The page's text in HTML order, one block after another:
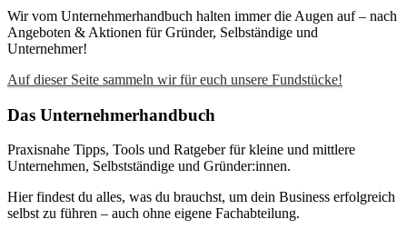
Wir vom Unternehmerhandbuch halten immer die Augen auf – nach
Angeboten & Aktionen für Gründer, Selbständige und
Unternehmer!
Auf dieser Seite sammeln wir für euch unsere Fundstücke!
Das Unternehmerhandbuch
Praxisnahe Tipps, Tools und Ratgeber für kleine und mittlere
Unternehmen, Selbstständige und Gründer:innen.
Hier findest du alles, was du brauchst, um dein Business erfolgreich
selbst zu führen – auch ohne eigene Fachabteilung.